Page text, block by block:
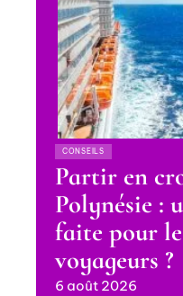
CONSEILS
Partir en
Polynésie :
faite pour
voyageurs ?
6 août 2026